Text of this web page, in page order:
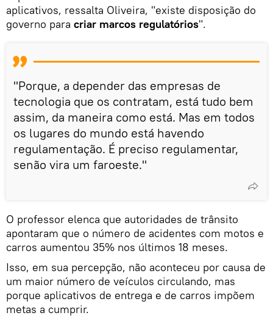
aplicativos, ressalta Oliveira, "existe disposição do
governo para criar marcos regulatórios".
"Porque, a depender das empresas de
tecnologia que os contratam, está tudo bem
assim, da maneira como está. Mas em todos
os lugares do mundo está havendo
regulamentação. É preciso regulamentar,
senão vira um faroeste."
O professor elenca que autoridades de trânsito
apontaram que o número de acidentes com motos e
carros aumentou 35% nos últimos 18 meses.
Isso, em sua percepção, não aconteceu por causa de
um maior número de veículos circulando, mas
porque aplicativos de entrega e de carros impõem
metas a cumprir.